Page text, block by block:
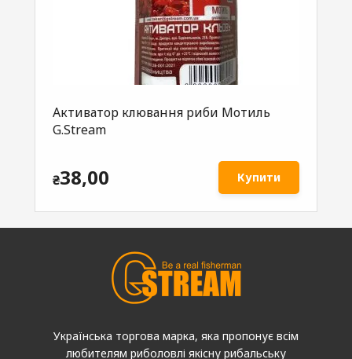
Активатор клювання риби Мотиль
G.Stream
₴38,00 Купити
Українська торгова марка, яка пропонує всім
любителям риболовлі якісну рибальську